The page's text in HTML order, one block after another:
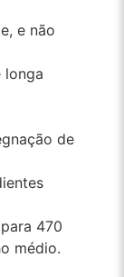
e não
longa
de
470
médio.